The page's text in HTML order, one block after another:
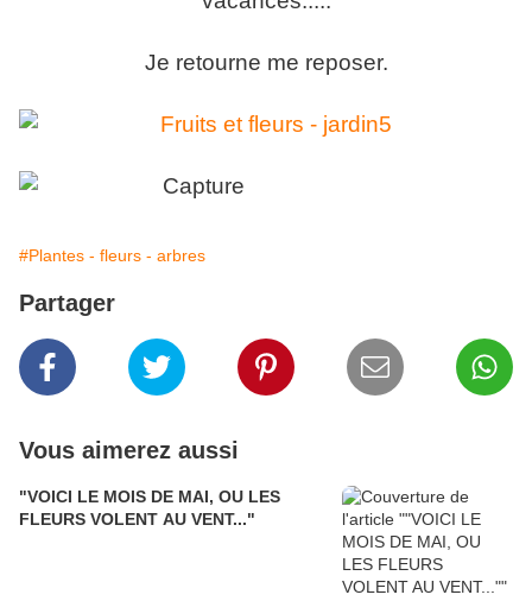
Je retourne me reposer.
#Plantes - fleurs - arbres
Partager
Vous aimerez aussi
"VOICI LE MOIS DE MAI, OU LES
FLEURS VOLENT AU VENT..."